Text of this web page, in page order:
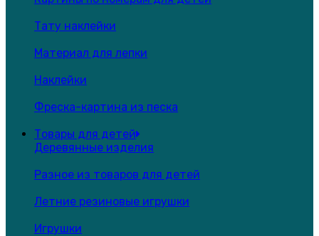
Тату наклейки
Материал для лепки
Наклейки
Фреска-картина из песка
Товары для детей
Деревянные изделия
Разное из товаров для детей
Летние резиновые игрушки
Игрушки